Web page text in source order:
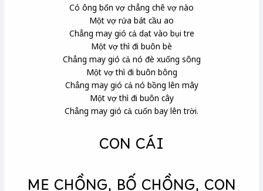
Có ông bốn vợ chẳng chê vợ nào
Một vợ rửa bát cầu ao
Chẳng may gió cả dạt vào bụi tre
Một vợ thì đi buôn bè
Chẳng may gió cả nó đè xuống sông
Một vợ thì đi buôn bông
Chẳng may gió cả nó bồng lên mây
Một vợ thì đi buôn cây
Chẳng may gió cả cuốn bay lên trời.
CON CÁI